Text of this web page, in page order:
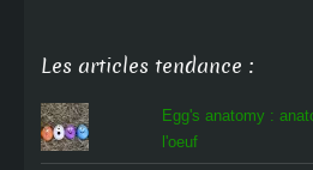
Les articles tendance :
Egg's anatomy :
l'oeuf